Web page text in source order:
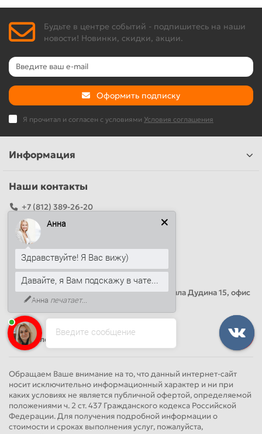
Будьте в центре событий - подпишитесь на наши
новости! Новинки, скидки, акции.
Оформить подписку
Я прочитал и согласен с условиями Условия соглашения
Информация
Наши контакты
+7 (812) 389-26-20
+7 (499) 444-14-71
info@sandwichpanelsvspb.ru
Наш адрес
Офис продаж
Адрес: Россия, Санкт-Петербург, Михаила Дудина 15, офис
41
Круглосуточно
Обращаем Ваше внимание на то, что данный интернет-сайт
носит исключительно информационный характер и ни при
каких условиях не является публичной офертой, определяемой
положениями ч. 2 ст. 437 Гражданского кодекса Российской
Федерации. Для получения подробной информации о
стоимости и сроках выполнения услуг, пожалуйста,
Введите сообщение
Анна
Здравствуйте! Я Вас вижу)
Давайте, я Вам подскажу в чате...
Анна печатает...